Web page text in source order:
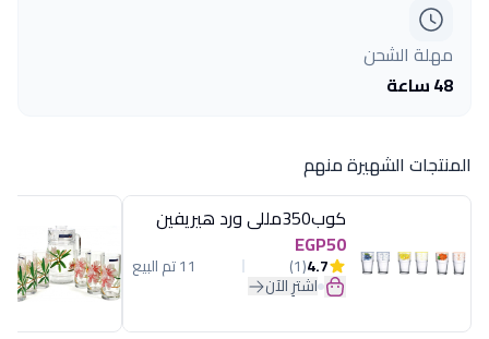
مهلة الشحن
48 ساعة
المنتجات الشهيرة منهم
كوب350مللى ورد هيريفين
EGP50
4.7
(1) 11 تم البيع
اشترِ الآن